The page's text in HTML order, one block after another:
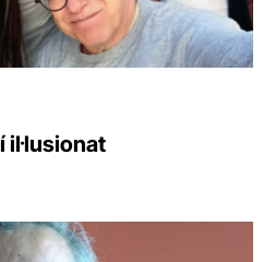
il·lusionat